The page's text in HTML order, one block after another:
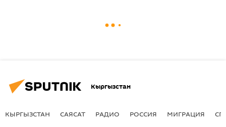
Кыргызстан
КЫРГЫЗСТАН САЯСАТ РАДИО РОССИЯ МИГРАЦИЯ